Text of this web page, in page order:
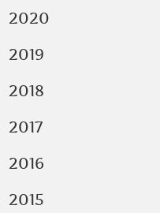
2020
2019
2018
2017
2016
2015